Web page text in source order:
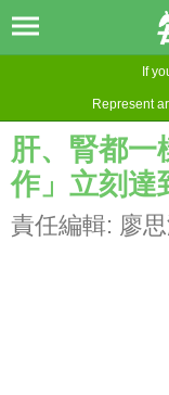
If
Represent
肝、腎都一
作」立刻達
責任編輯: 廖